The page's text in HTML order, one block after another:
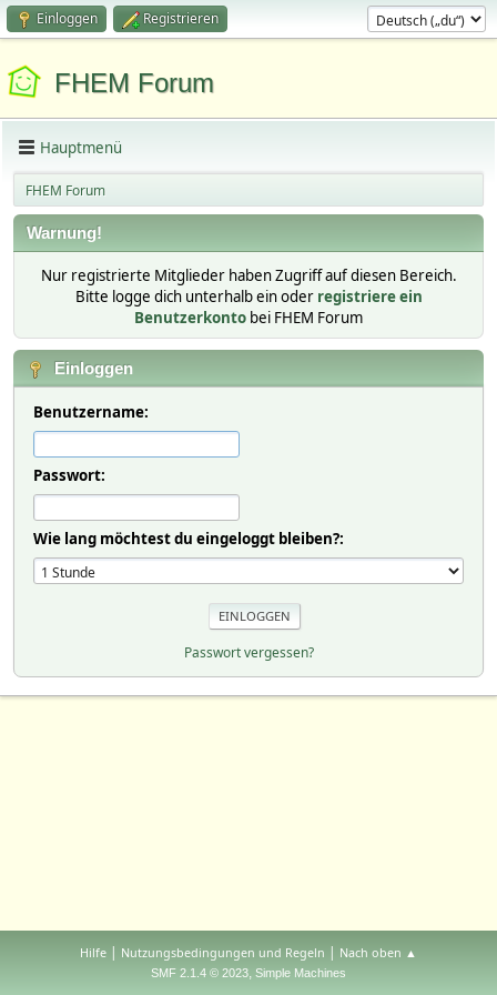
Einloggen Registrieren
FHEM Forum
Hauptmenü
FHEM Forum
Warnung!
Nur registrierte Mitglieder haben Zugriff auf diesen Bereich.
Bitte logge dich unterhalb ein oder registriere ein
Benutzerkonto bei FHEM Forum
Einloggen
Benutzername:
Passwort:
Wie lang möchtest du eingeloggt bleiben?:
Passwort vergessen?
Hilfe | Nutzungsbedingungen und Regeln | Nach oben ▲
SMF 2.1.4 © 2023, Simple Machines